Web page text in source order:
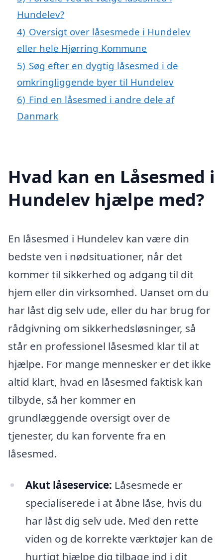
Hundelev?
4) Oversigt over låsesmede i Hundelev
eller hele Hjørring Kommune
5) Søg efter en dygtig låsesmed i de
omkringliggende byer til Hundelev
6) Find en låsesmed i andre dele af
Danmark
Hvad kan en Låsesmed i
Hundelev hjælpe med?
En låsesmed i Hundelev kan være din
bedste ven i nødsituationer, når det
kommer til sikkerhed og adgang til dit
hjem eller din virksomhed. Uanset om du
har låst dig selv ude, eller du har brug for
rådgivning om sikkerhedsløsninger, så
står en professionel låsesmed klar til at
hjælpe. For mange mennesker er det ikke
altid klart, hvad en låsesmed faktisk kan
tilbyde, så her kommer en
grundlæggende oversigt over de
tjenester, du kan forvente fra en
låsesmed.
Akut låseservice: Låsesmede er
specialiserede i at åbne låse, hvis du
har låst dig selv ude. Med den rette
viden og de korrekte værktøjer kan de
hurtigt hjælpe dig tilbage ind i dit